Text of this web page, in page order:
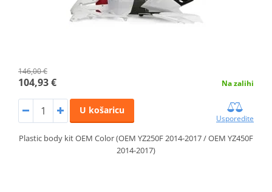
146,00 €
104,93 € Na zalihi
U košaricu
Usporedite
Plastic body kit OEM Color (OEM YZ250F 2014-2017 / OEM YZ450F
2014-2017)